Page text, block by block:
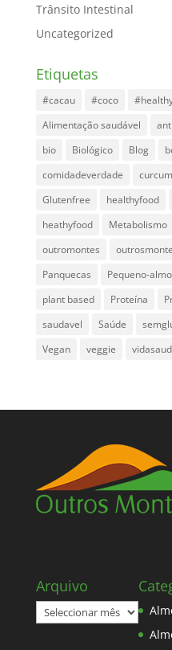
Trânsito Intestinal
Uncategorized
Etiquetas
#cacau #coco
Alimentação saudável
bio
Biológico Blog
comidadeverdade
Glutenfree
healthyfood
heathyfood
Metabolismo
outromontes
Panquecas
Pequeno-
plant based
Proteína
saudavel
Saúde
Vegan
veggie
Arquivo
Arquivo